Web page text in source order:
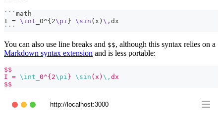
```math
I = \int _0^{ 2\pi } \sin (x) \, dx
```
You can also use line breaks and $$, although this syntax relies on a
Markdown syntax extension and is less portable:
$$
I = \int _0^{2\pi } \sin (x) \, dx
$$
http://localhost:3000